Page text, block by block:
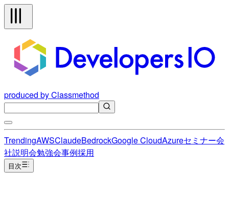
produced by Classmethod
TrendingAWSClaudeBedrockGoogle CloudAzureセミナー会
社説明会勉強会事例採用
目次